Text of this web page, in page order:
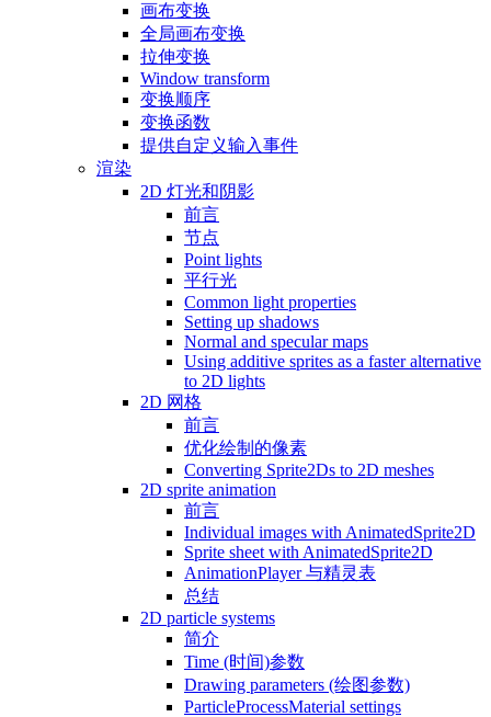
画布变换
全局画布变换
拉伸变换
Window transform
变换顺序
变换函数
提供自定义输入事件
渲染
2D 灯光和阴影
前言
节点
Point lights
平行光
Common light properties
Setting up shadows
Normal and specular maps
Using additive sprites as a faster alternative
to 2D lights
2D 网格
前言
优化绘制的像素
Converting Sprite2Ds to 2D meshes
2D sprite animation
前言
Individual images with AnimatedSprite2D
Sprite sheet with AnimatedSprite2D
AnimationPlayer 与精灵表
总结
2D particle systems
简介
Time (时间)参数
Drawing parameters (绘图参数)
ParticleProcessMaterial settings